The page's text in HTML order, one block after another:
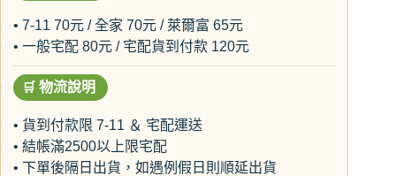
• 7-11 70元 / 全家 70元 / 萊爾富 65元
• 一般宅配 80元 / 宅配貨到付款 120元
🛒 物流說明
• 貨到付款限 7-11 ＆ 宅配運送
• 結帳滿2500以上限宅配
• 下單後隔日出貨，如遇例假日則順延出貨